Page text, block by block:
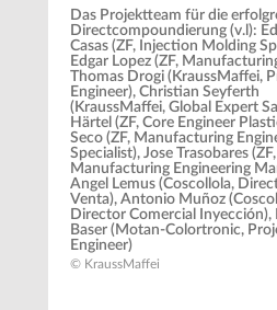
Das Projektteam für die
Directcompoundierung (v.l):
Casas (ZF, Injection Molding
Edgar Lopez (ZF,
Thomas Drogi (KraussMaffei,
Engineer), Christian Seyferth
(KraussMaffei, Global Expert
Härtel (ZF, Core Engineer
Seco (ZF, Manufacturing
Specialist), Jose Trasobares (ZF,
Manufacturing Engineering
Angel Lemus (Coscollola,
Venta), Antonio Muñoz
Director Comercial Inyección),
Baser (Motan-Colortronic,
Engineer)
© KraussMaffei